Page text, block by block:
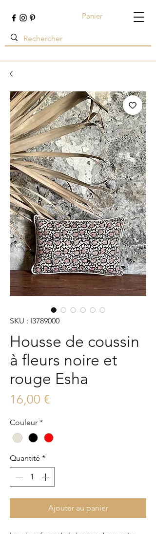
Panier
SKU : I3789000
Housse de coussin
à fleurs noire et
rouge Esha
16,00 €Prix
Couleur *
Quantité *
Ajouter au panier